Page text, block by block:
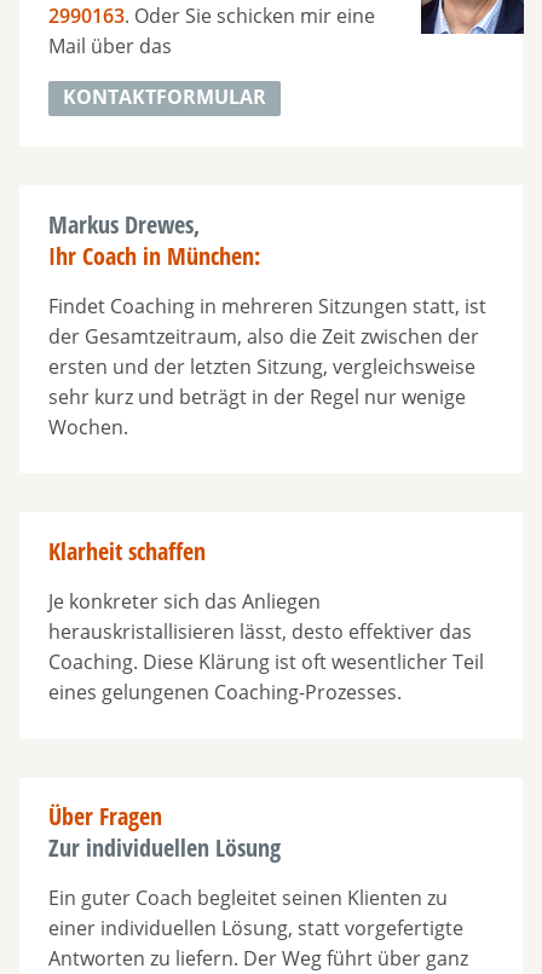
2990163. Oder Sie schicken mir eine
Mail über das
KONTAKTFORMULAR
Markus Drewes,
Ihr Coach in München:
Findet Coaching in mehreren Sitzungen statt, ist
der Gesamtzeitraum, also die Zeit zwischen der
ersten und der letzten Sitzung, vergleichsweise
sehr kurz und beträgt in der Regel nur wenige
Wochen.
Klarheit schaffen
Je konkreter sich das Anliegen
herauskristallisieren lässt, desto effektiver das
Coaching. Diese Klärung ist oft wesentlicher Teil
eines gelungenen Coaching-Prozesses.
Über Fragen
Zur individuellen Lösung
Ein guter Coach begleitet seinen Klienten zu
einer individuellen Lösung, statt vorgefertigte
Antworten zu liefern. Der Weg führt über ganz